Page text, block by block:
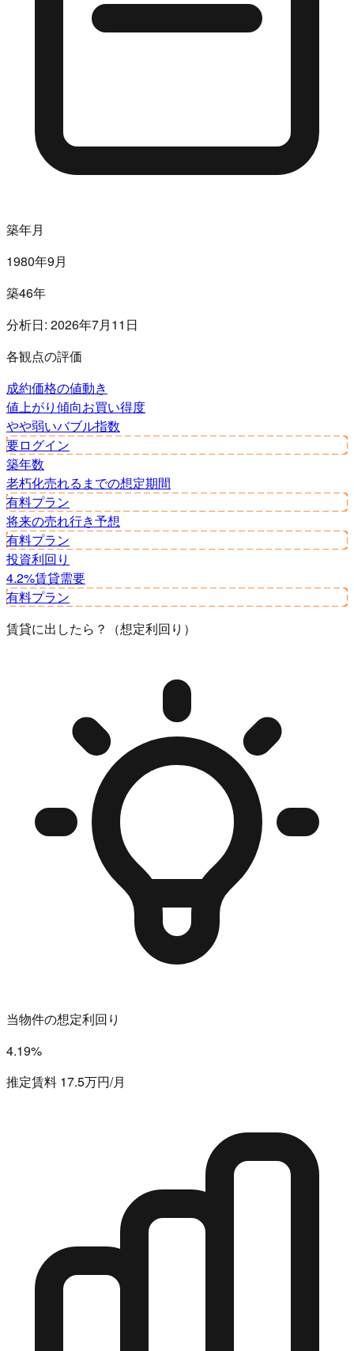
築年月
1980年9月
築46年
分析日: 2026年7月11日
各観点の評価
成約価格の値動き
値上がり傾向お買い得度
やや弱いバブル指数
要ログイン
築年数
老朽化売れるまでの想定期間
有料プラン
将来の売れ行き予想
有料プラン
投資利回り
4.2%賃貸需要
有料プラン
賃貸に出したら？（想定利回り）
当物件の想定利回り
4.19%
推定賃料 17.5万円/月